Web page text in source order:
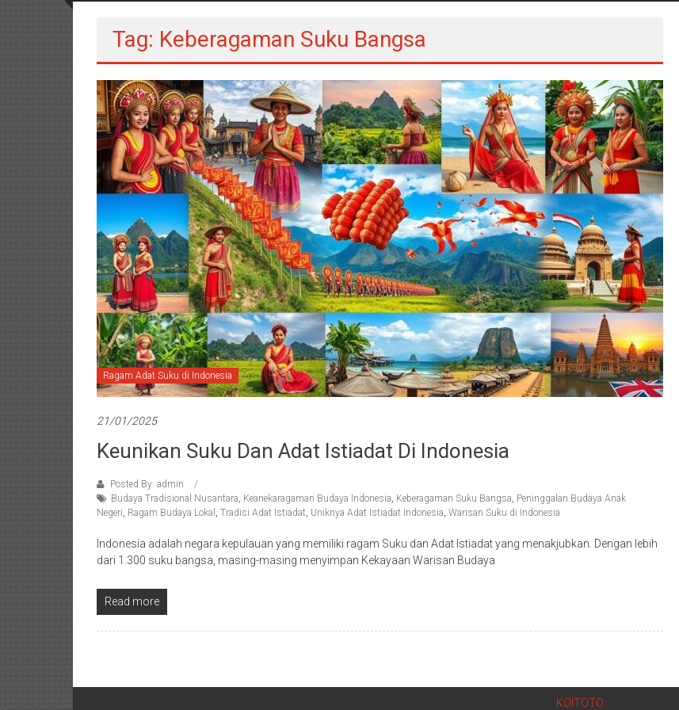
Tag: Keberagaman Suku Bangsa
Ragam Adat Suku di Indonesia
21/01/2025
Keunikan Suku Dan Adat Istiadat Di Indonesia
Posted By: admin
Budaya Tradisional Nusantara, Keanekaragaman Budaya Indonesia, Keberagaman Suku Bangsa, Peninggalan Budaya Anak
Negeri, Ragam Budaya Lokal , Tradisi Adat Istiadat, Uniknya Adat Istiadat Indonesia, Warisan Suku di Indonesia
Indonesia adalah negara kepulauan yang memiliki ragam Suku dan Adat Istiadat yang menakjubkan. Dengan lebih
dari 1.300 suku bangsa, masing-masing menyimpan Kekayaan Warisan Budaya
Read more
KOITOTO